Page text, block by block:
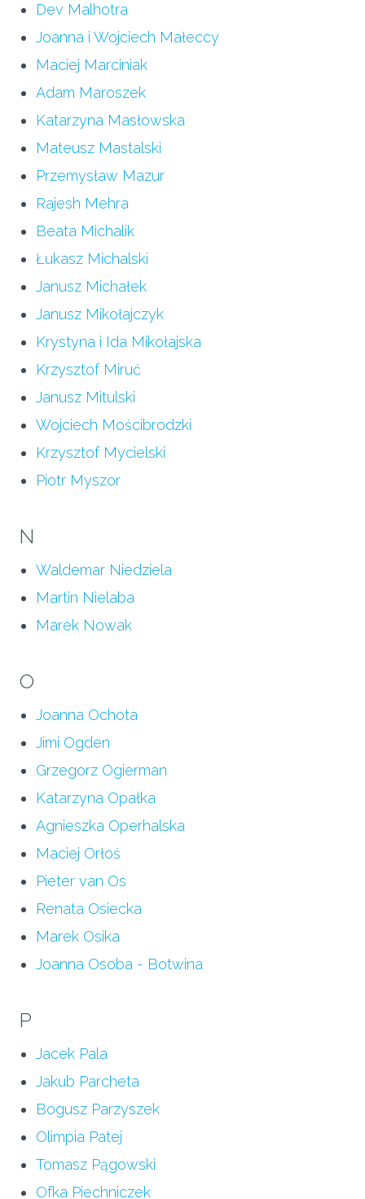
Dev Malhotra
Joanna i Wojciech Małeccy
Maciej Marciniak
Adam Maroszek
Katarzyna Masłowska
Mateusz Mastalski
Przemysław Mazur
Rajesh Mehra
Beata Michalik
Łukasz Michalski
Janusz Michałek
Janusz Mikołajczyk
Krystyna i Ida Mikołajska
Krzysztof Miruć
Janusz Mitulski
Wojciech Mościbrodzki
Krzysztof Mycielski
Piotr Myszor
N
Waldemar Niedziela
Martin Nielaba
Marek Nowak
O
Joanna Ochota
Jimi Ogden
Grzegorz Ogierman
Katarzyna Opałka
Agnieszka Operhalska
Maciej Orłoś
Pieter van Os
Renata Osiecka
Marek Osika
Joanna Osoba - Botwina
P
Jacek Pala
Jakub Parcheta
Bogusz Parzyszek
Olimpia Patej
Tomasz Pągowski
Ofka Piechniczek